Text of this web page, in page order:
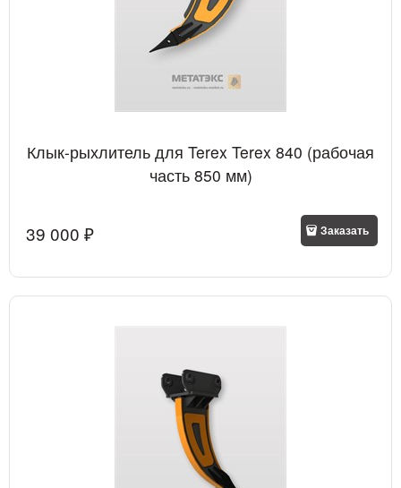
Клык-рыхлитель для Terex Terex 840 (рабочая
часть 850 мм)
39 000 ₽ Заказать